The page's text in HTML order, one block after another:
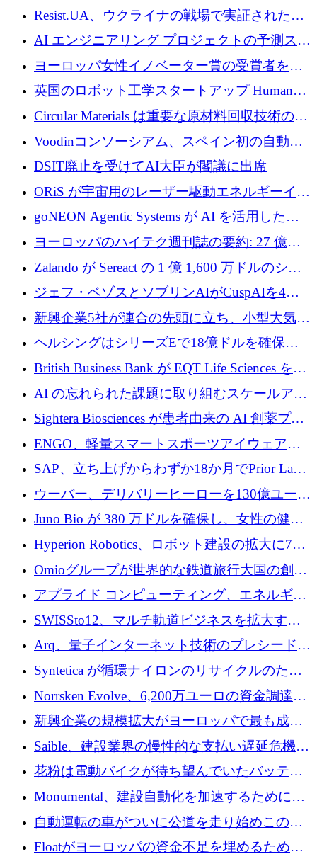
ッション製品インテリジェンス プラットフォ
ームを拡大するためにプレシードを調達
Resist.UA、ウクライナの戦場で実証された防
衛技術を拡大するために5,000万ユーロの欧州
基金を立ち上げる
AI エンジニアリング プロジェクトの予測スタ
ートアップ Cascade が a16z アクセラレータか
らの支援を獲得
ヨーロッパ女性イノベーター賞の受賞者を紹
介します
英国のロボット工学スタートアップ Humanoid
がシリーズ A 1 億 5,200 万ドルで評価額 13 億
5,000 万ドルに到達
Circular Materials は重要な原材料回収技術の拡
張に 1,180 万ユーロを確保
Voodinコンソーシアム、スペイン初の自動木
製ブレード工場の建設にEU補助金4,800万ユ
ーロを確保
DSIT廃止を受けてAI大臣が閣議に出席
ORiS が宇宙用のレーザー駆動エネルギーイン
フラの構築に 500 万ユーロを調達
goNEON Agentic Systems が AI を活用したイ
ンフラ計画を加速するために 16 万ユーロを確
ヨーロッパのハイテク週刊誌の要約: 27 億ユ
ーロを超える 60 以上のハイテク資金調達取引
Zalando が Sereact の 1 億 1,600 万ドルのシリ
ーズ B に参加し、AI を活用した倉庫自動化を
ジェフ・ベゾスとソブリンAIがCuspAIを4億
5,000万ドルの資金調達で支援
新興企業5社が連合の先頭に立ち、小型大気質
センサーをEUのクリーンエア政策の中心に据
ヘルシングはシリーズEで18億ドルを確保、
ウーバーはデリバリー・ヒーローを130億ユー
ロの契約で買収、レボルトは2027年に米国の
銀行を立ち上げる
British Business Bank が EQT Life Sciences を
2,500 万ユーロのコミットメントで支援
AI の忘れられた課題に取り組むスケールアッ
プを実現: カメラロール
Sightera Biosciences が患者由来の AI 創薬プラ
ットフォームを拡大するために 300 万ユーロ
のプレシードをクローズ
ENGO、軽量スマートスポーツアイウェアの
進歩のために510万ユーロを調達
SAP、立ち上げからわずか18か月でPrior Labs
を10億ユーロ以上の契約で買収
ウーバー、デリバリーヒーローを130億ユーロ
の契約で買収、99か国にまたがるプラットフ
Juno Bio が 380 万ドルを確保し、女性の健康
専用の初のシーケンスラボを開設
Hyperion Robotics、ロボット建設の拡大に740
万ドルを確保
Omioグループが世界的な鉄道旅行大国の創設
を目指してRail Europeを買収
アプライド コンピューティング、エネルギー
向け基盤 AI の拡張に 2,000 万ドルを調達
SWISSto12、マルチ軌道ビジネスを拡大する
ためにシリーズCで7,000万ドルを調達
Arq、量子インターネット技術のプレシードと
して140万ドルを確保
Syntetica が循環ナイロンのリサイクルのため
にシリーズ A で 3,000 万ドルを調達
Norrsken Evolve、6,200万ユーロの資金調達
後、アムステルダムに根を張る
新興企業の規模拡大がヨーロッパで最も成功
した創業者を生み出す、アントラー氏が発見
Saible、建設業界の慢性的な支払い遅延危機に
対処するために 290 万ポンドを調達
花粉は電動バイクが待ち望んでいたバッテリ
ー交換ネットワークを構築している
Monumental、建設自動化を加速するためにシ
リーズ B で 3,200 万ドルを確保
自動運転の車がついに公道を走り始めこの国
が世界をリードしようとしている
Floatがヨーロッパの資金不足を埋めるために